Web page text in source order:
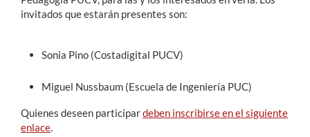
invitados que estarán presentes son:
Sonia Pino (Costadigital PUCV)
Miguel Nussbaum (Escuela de Ingeniería PUC)
Quienes deseen participardeben inscribirse en el siguiente
enlace.